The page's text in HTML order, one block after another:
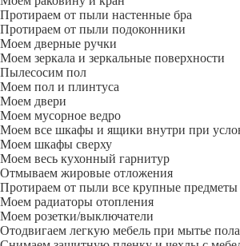
Протираем от пыли настенные бра
Протираем от пыли подоконники
Моем дверные ручки
Моем зеркала и зеркальные поверхности
Пылесосим пол
Моем пол и плинтуса
Моем двери
Моем мусорное ведро
Моем все шкафы и ящики внутри при
Моем шкафы сверху
Моем весь кухонный гарнитур
Отмываем жировые отложения
Протираем от пыли все крупные предметы
Моем радиаторы отопления
Моем розетки/выключатели
Отодвигаем легкую мебель при мытье пола